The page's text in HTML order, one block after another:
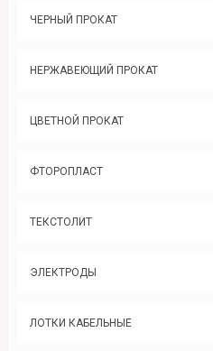
ЧЕРНЫЙ ПРОКАТ
НЕРЖАВЕЮЩИЙ ПРОКАТ
ЦВЕТНОЙ ПРОКАТ
ФТОРОПЛАСТ
ТЕКСТОЛИТ
ЭЛЕКТРОДЫ
ЛОТКИ КАБЕЛЬНЫЕ